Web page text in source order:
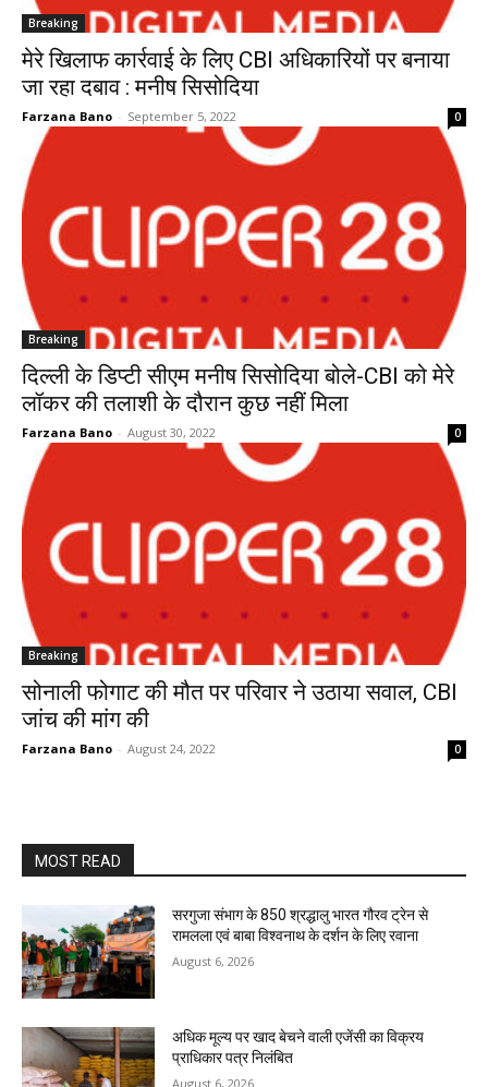
Breaking
मेरे खिलाफ कार्रवाई के लिए CBI अधिकारियों पर बनाया
जा रहा दबाव : मनीष सिसोदिया
Farzana Bano - September 5, 2022 0
Breaking
दिल्ली के डिप्टी सीएम मनीष सिसोदिया बोले-CBI को मेरे
लॉकर की तलाशी के दौरान कुछ नहीं मिला
Farzana Bano - August 30, 2022 0
Breaking
सोनाली फोगाट की मौत पर परिवार ने उठाया सवाल, CBI
जांच की मांग की
Farzana Bano - August 24, 2022 0
MOST READ
सरगुजा संभाग के 850 श्रद्धालु भारत गौरव ट्रेन से
रामलला एवं बाबा विश्वनाथ के दर्शन के लिए रवाना
August 6, 2026
अधिक मूल्य पर खाद बेचने वाली एजेंसी का विक्रय
प्राधिकार पत्र निलंबित
August 6, 2026